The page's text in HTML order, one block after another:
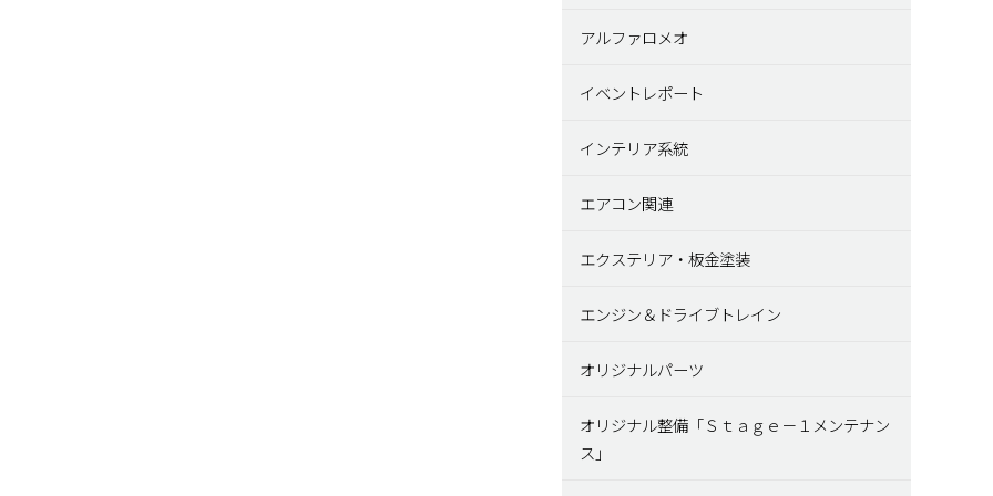
アルファロメオ
イベントレポート
インテリア系統
エアコン関連
エクステリア・板金塗装
エンジン＆ドライブトレイン
オリジナルパーツ
オリジナル整備「Ｓｔａｇｅ－１メンテナン
ス」